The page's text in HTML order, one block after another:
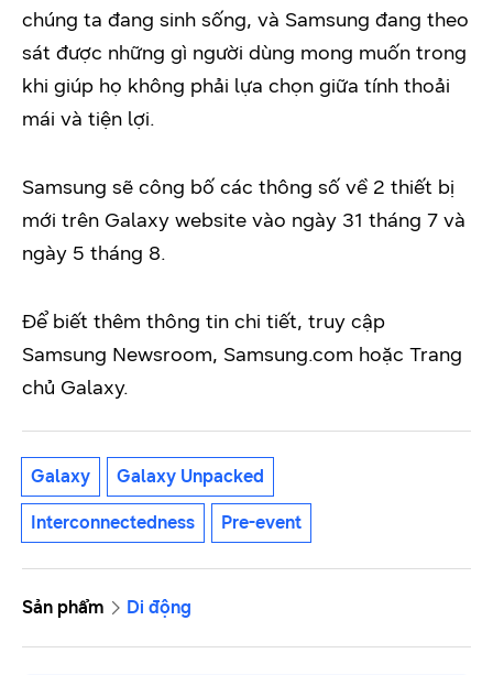
chúng ta đang sinh sống, và Samsung đang theo
sát được những gì người dùng mong muốn trong
khi giúp họ không phải lựa chọn giữa tính thoải
mái và tiện lợi.
Samsung sẽ công bố các thông số về 2 thiết bị
mới trên Galaxy website vào ngày 31 tháng 7 và
ngày 5 tháng 8.
Để biết thêm thông tin chi tiết, truy cập
Samsung Newsroom, Samsung.com hoặc Trang
chủ Galaxy.
Galaxy Galaxy Unpacked
Interconnectedness Pre-event
Sản phẩm Di động